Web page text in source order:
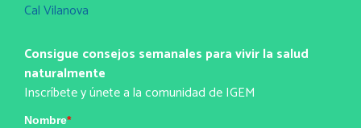
Cal Vilanova
Consigue consejos semanales para vivir la salud
naturalmente
Inscríbete y únete a la comunidad de IGEM
Nombre*